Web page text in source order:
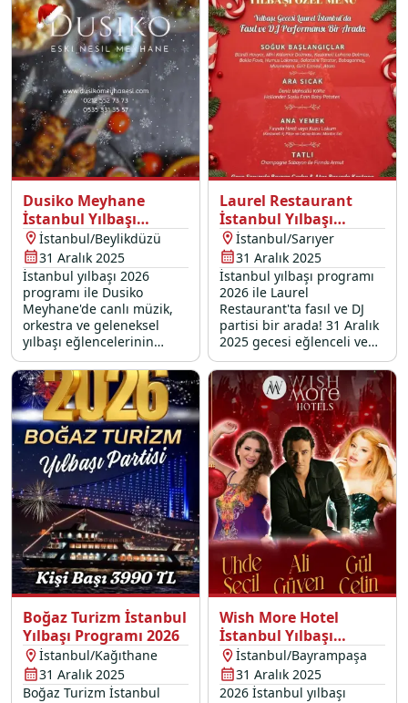
Dusiko Meyhane
İstanbul Yılbaşı
Programı 2026
İstanbul/Beylikdüzü
31 Aralık 2025
İstanbul yılbaşı 2026
programı ile Dusiko
Meyhane'de canlı müzik,
orkestra ve geleneksel
yılbaşı eğlencelerinin
vazgeçilmezi dansöz
performansıyla, sabahın
ilk ışıklarına kadar sürecek
bir eğlenceye davetlisiniz.
Laurel Restaurant
İstanbul Yılbaşı
Programı 2026
İstanbul/Sarıyer
31 Aralık 2025
İstanbul yılbaşı programı
2026 ile Laurel
Restaurant'ta fasıl ve DJ
partisi bir arada! 31 Aralık
2025 gecesi eğlenceli ve
lezzet şöleni ile dolu bir
programda yeriniz almak
için hemen rezervasyon
yapın.
Boğaz Turizm İstanbul
Yılbaşı Programı 2026
İstanbul/Kağıthane
31 Aralık 2025
Boğaz Turizm İstanbul
Wish More Hotel
İstanbul Yılbaşı
Programı 2026
İstanbul/Bayrampaşa
31 Aralık 2025
2026 İstanbul yılbaşı